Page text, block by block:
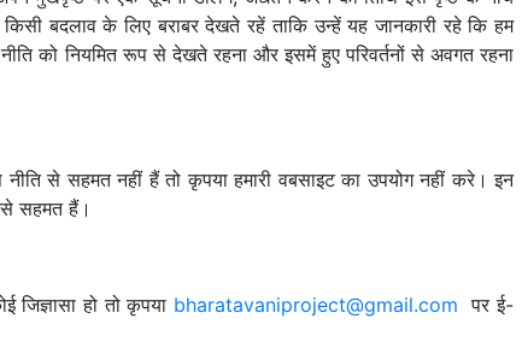
बदलाव के लिए बराबर देखते रहें ताकि उन्हें यह जानकारी रहे कि हम
को नियमित रूप से देखते रहना और इसमें हुए परिवर्तनों से अवगत रहना
से सहमत नहीं हैं तो कृपया हमारी वबसाइट का उपयोग नहीं करे। इन
से सहमत हैं।
हो तो कृपया bharatavaniproject@gmail.com पर ई-